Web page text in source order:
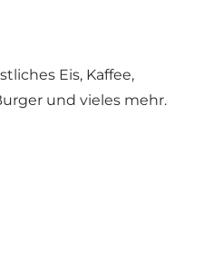
Eis, Kaffee,
und vieles mehr.